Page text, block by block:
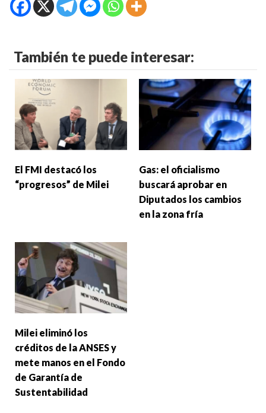
También te puede interesar:
El FMI destacó los
“progresos” de Milei
Gas: el oficialismo
buscará aprobar en
Diputados los cambios
en la zona fría
Milei eliminó los
créditos de la ANSES y
mete manos en el Fondo
de Garantía de
Sustentabilidad